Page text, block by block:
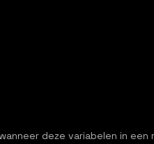
deze variabelen in een